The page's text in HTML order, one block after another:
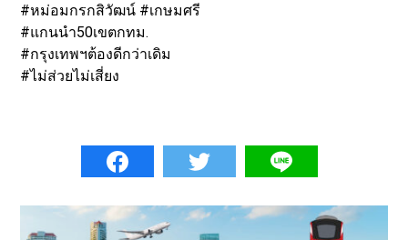
#หม่อมกรกสิวัฒน์ #เกษมศรี
#แกนนำ50เขตกทม.
#กรุงเทพฯต้องดีกว่าเดิม
#ไม่ส่วยไม่เสี่ยง